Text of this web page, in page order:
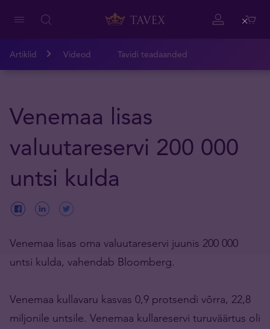
Artiklid Videod Tavidi teadaanded
Venemaa lisas
valuutareservi 200 000
untsi kulda
Venemaa lisas oma valuutareservi juunis 200 000
untsi kulda, vahendab Bloomberg.
Venemaa kullavaru kasvas 0,9 protsendi võrra, 22,8
miljonile untsile. Venemaa kullareservi turuväärtus oli
Close